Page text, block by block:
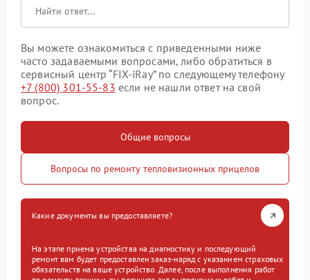
Вы можете ознакомиться с приведенными ниже
часто задаваемыми вопросами, либо обратиться в
сервисный центр “FIX-iRay” по следующему телефону
+7 (800) 301-55-83 если не нашли ответ на свой
вопрос.
Общие вопросы
Вопросы по ремонту тепловизионных прицелов
Какие документы вы предоставляете?
На этапе приема устройства на диагностику и последующий
ремонт вам будет предоставлен заказ-наряд с указанием страховых
обязательств на ваше устройство. Далее, после выполнения работ